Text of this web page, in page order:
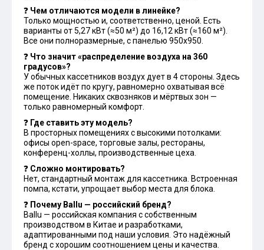
❓ Чем отличаются модели в линейке?
Только мощностью и, соответственно, ценой. Есть
варианты от 5,27 кВт (≈50 м²) до 16,12 кВт (≈160 м²).
Все они полноразмерные, с панелью 950х950.
❓ Что значит «распределение воздуха на 360
градусов»?
У обычных кассетников воздух дует в 4 стороны. Здесь
же поток идёт по кругу, равномерно охватывая всё
помещение. Никаких сквозняков и мёртвых зон —
только равномерный комфорт.
❓ Где ставить эту модель?
В просторных помещениях с высокими потолками:
офисы open-space, торговые залы, рестораны,
конференц-холлы, производственные цеха.
❓ Сложно монтировать?
Нет, стандартный монтаж для кассетника. Встроенная
помпа, кстати, упрощает выбор места для блока.
❓ Почему Ballu — российский бренд?
Ballu — российская компания с собственным
производством в Китае и разработками,
адаптированными под наши условия. Это надёжный
бренд с хорошим соотношением цены и качества.